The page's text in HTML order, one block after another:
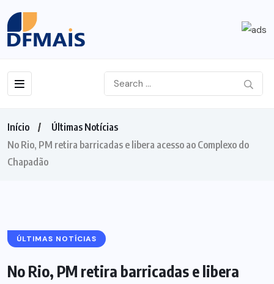
Início
Últimas Notícias
No Rio, PM retira barricadas e libera acesso ao Complexo do
Chapadão
ÚLTIMAS NOTÍCIAS
No Rio, PM retira barricadas e libera